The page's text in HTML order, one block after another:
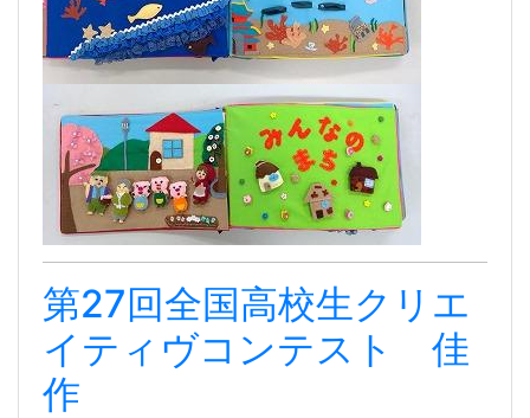
第27回全国高校生クリエ
イティヴコンテスト 佳
作